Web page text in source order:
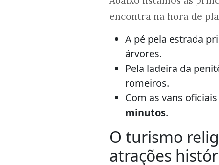
encontra na hora de
A pé pela estrada
árvores.
Pela ladeira da
romeiros.
Com as vans
minutos.
O turismo
atrações